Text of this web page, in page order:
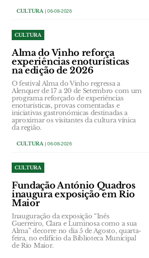
CULTURA| 06-08-2026
CULTURA
Alma do Vinho reforça
experiências enoturísticas
na edição de 2026
O festival Alma do Vinho regressa a
Alenquer de 17 a 20 de Setembro com um
programa reforçado de experiências
enoturísticas, provas comentadas e
iniciativas gastronómicas destinadas a
aproximar os visitantes da cultura vínica
da região.
CULTURA| 06-08-2026
CULTURA
Fundação António Quadros
inaugura exposição em Rio
Maior
Inauguração da exposição “Inês
Guerreiro, Clara e Luminosa como a sua
Alma” decorre no dia 5 de Agosto, quarta-
feira, no edifício da Biblioteca Municipal
de Rio Maior.